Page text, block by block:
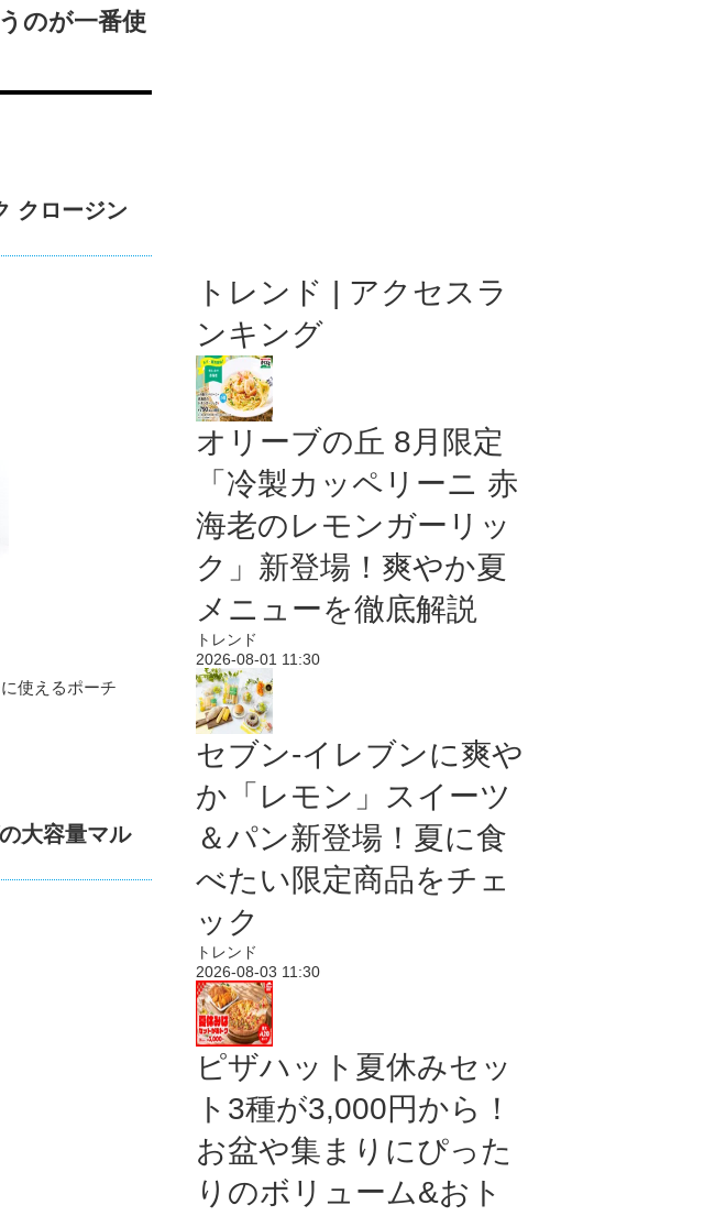
のが一番使
クロージン
使えるポーチ
大容量マル
トレンド | アクセスラ
ンキング
オリーブの丘 8月限定
「冷製カッペリーニ 赤
海老のレモンガーリッ
ク」新登場！爽やか夏
メニューを徹底解説
トレンド
2026-08-01 11:30
セブン‐イレブンに爽や
か「レモン」スイーツ
＆パン新登場！夏に食
べたい限定商品をチェ
ック
トレンド
2026-08-03 11:30
ピザハット夏休みセッ
ト3種が3,000円から！
お盆や集まりにぴった
りのボリューム&おト